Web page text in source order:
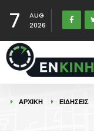
7
AUG
2026
ΑΡΧΙΚΉ ΕΙΔΉΣΕΙΣ